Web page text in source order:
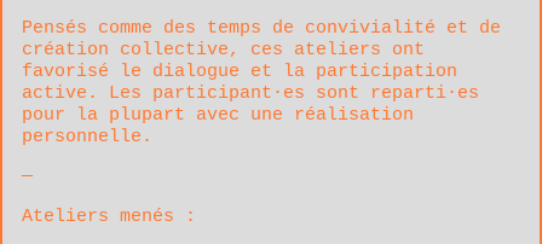
Pensés comme des temps de convivialité et de
création collective, ces ateliers ont
favorisé le dialogue et la participation
active. Les participant·es sont reparti·es
pour la plupart avec une réalisation
personnelle.
—
Ateliers menés :